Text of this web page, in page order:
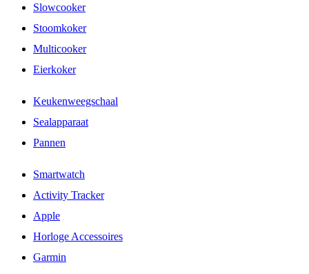
Slowcooker
Stoomkoker
Multicooker
Eierkoker
Keukenweegschaal
Sealapparaat
Pannen
Smartwatch
Activity Tracker
Apple
Horloge Accessoires
Garmin